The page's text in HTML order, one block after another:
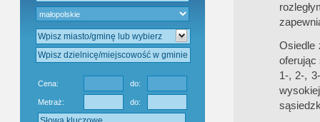
Cena: do:
Metraż: do:
Osiedle
oferując
1-, 2-,